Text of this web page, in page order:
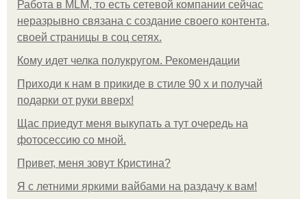
Работа в MLM, то есть сетевой компании сейчас
неразрывно связана с создание своего контента,
своей страницы в соц сетях.
Кому идет челка полукругом. Рекомендации
Приходи к нам в прикиде в стиле 90 х и получай
подарки от руки вверх!
Щас приедут меня выкупать а тут очередь на
фотосессию со мной.
Привет, меня зовут Кристина?
Я с летними яркими вайбами на раздачу к вам!